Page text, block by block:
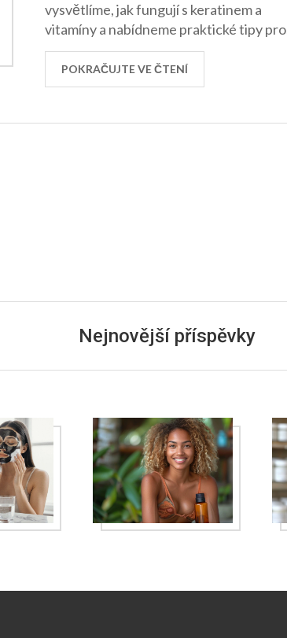
vysvětlíme, jak fungují s keratinem a
vitamíny a nabídneme praktické tipy pro
výběr doplňků.
POKRAČUJTE VE ČTENÍ
Nejnovější příspěvky